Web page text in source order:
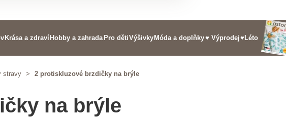
Krása a zdraví Hobby a zahrada Pro dětiVýšivky Móda a doplňky♥ Výprodej♥Léto
stravy > 2 protiskluzové brzdičky na brýle
na brýle